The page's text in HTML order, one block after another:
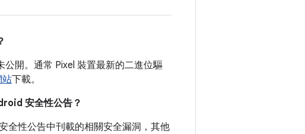
開。通常 Pixel 裝置最新的二進位驅
站下載。
安全性公告？
全性公告中刊載的相關安全漏洞，其他